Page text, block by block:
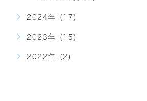
2024年 (17)
2023年 (15)
2022年 (2)